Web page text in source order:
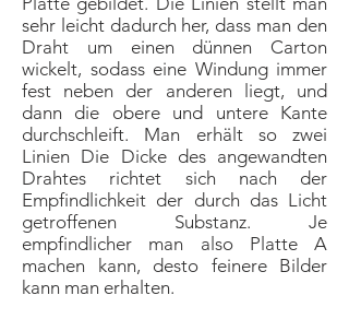
sehr leicht dadurch her, dass man den
Draht um einen dünnen Carton
wickelt, sodass eine Windung immer
fest neben der anderen liegt, und
dann die obere und untere Kante
durchschleift. Man erhält so zwei
Linien Die Dicke des angewandten
Drahtes richtet sich nach der
Empfindlichkeit der durch das Licht
getroffenen Substanz. Je
empfindlicher man also Platte A
machen kann, desto feinere Bilder
kann man erhalten.